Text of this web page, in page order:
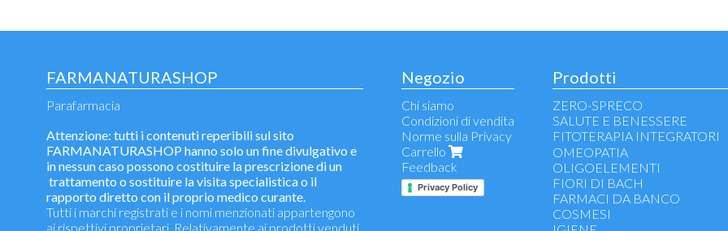
FARMANATURASHOP
Parafarmacia
Attenzione: tutti i contenuti reperibili sul sito
FARMANATURASHOP hanno solo un fine divulgativo e
in nessun caso possono costituire la prescrizione di un
trattamento o sostituire la visita specialistica o il
rapporto diretto con il proprio medico curante.
Tutti i marchi registrati e i nomi menzionati appartengono
ai rispettivi proprietari. Relativamente ai prodotti venduti
Negozio
Chi siamo
Condizioni di vendita
Norme sulla Privacy
Carrello
Feedback
Privacy Policy
Prodotti
ZERO-SPRECO
SALUTE E BENESSERE
FITOTERAPIA INTEGRATORI
Gola, naso e vie respiratorie
Antiallergici
Intestino, stomaco, digestione
Vitamine, sali minerali, ferro
Energetici, ricostituenti, tonici
OMEOPATIA
OLIGOELEMENTI
FIORI DI BACH
FARMACI DA BANCO
COSMESI